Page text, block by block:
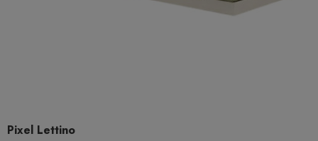
Pixel Lettino